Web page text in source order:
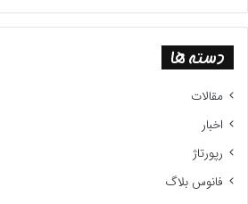
دسته ها
مقالات
اخبار
رپورتاژ
فانوس بلاگ